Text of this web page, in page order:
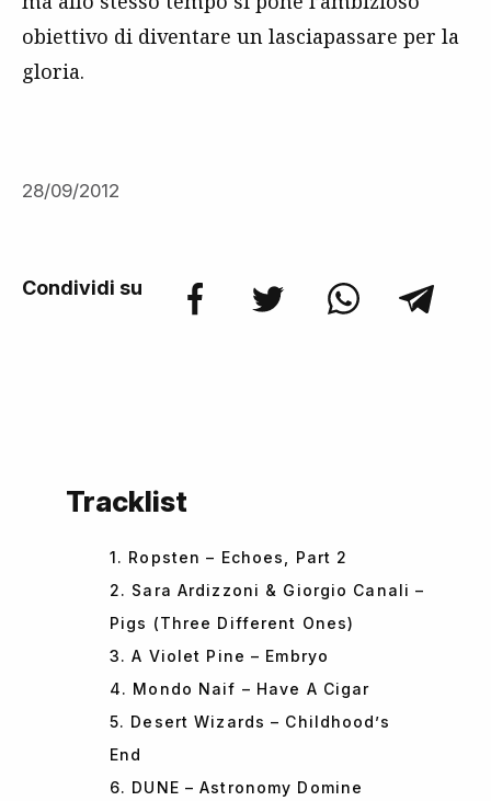
obiettivo di diventare un lasciapassare per la
gloria.
28/09/2012
Condividi su
Tracklist
1. Ropsten – Echoes, Part 2
2. Sara Ardizzoni & Giorgio Canali –
Pigs (Three Different Ones)
3. A Violet Pine – Embryo
4. Mondo Naif – Have A Cigar
5. Desert Wizards – Childhood’s
End
6. DUNE – Astronomy Domine